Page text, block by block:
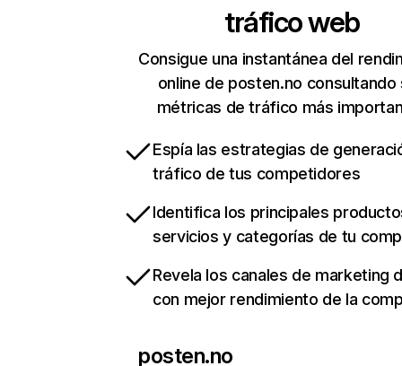
tráfico web
Consigue una instantánea del
online de posten.no consultando
métricas de tráfico más
Espía las estrategias de
tráfico de tus competidores
Identifica los principales
servicios y categorías de tu
Revela los canales de marketing
con mejor rendimiento de la
posten.no